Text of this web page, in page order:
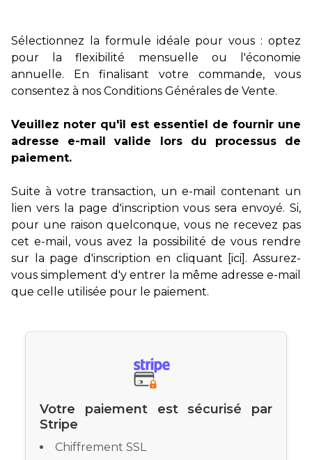
Sélectionnez la formule idéale pour vous : optez
pour la flexibilité mensuelle ou l'économie
annuelle. En finalisant votre commande, vous
consentez à nos Conditions Générales de Vente.
Veuillez noter qu'il est essentiel de fournir une
adresse e-mail valide lors du processus de
paiement.
Suite à votre transaction, un e-mail contenant un
lien vers la page d'inscription vous sera envoyé. Si,
pour une raison quelconque, vous ne recevez pas
cet e-mail, vous avez la possibilité de vous rendre
sur la page d'inscription en cliquant [ici] . Assurez-
vous simplement d'y entrer la même adresse e-mail
que celle utilisée pour le paiement.
Votre paiement est sécurisé par
Stripe
Chiffrement SSL